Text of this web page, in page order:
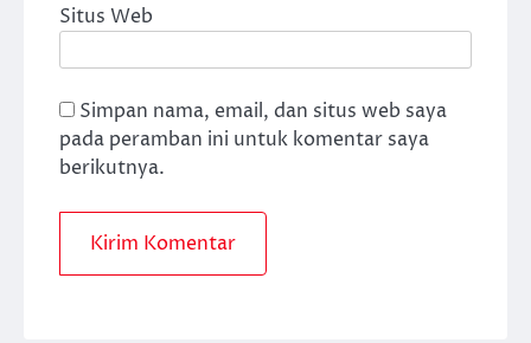
Situs Web
Simpan nama, email, dan situs web saya
pada peramban ini untuk komentar saya
berikutnya.